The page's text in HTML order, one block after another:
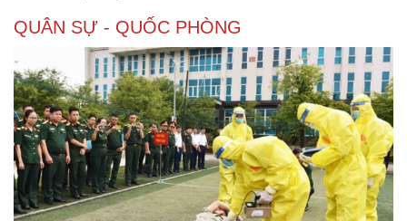
QUÂN SỰ - QUỐC PHÒNG